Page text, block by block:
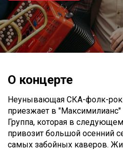
О концерте
Неунывающая СКА-фолк-
приезжает в
Группа, которая в
привозит большой осенний
самых забойных каверов.